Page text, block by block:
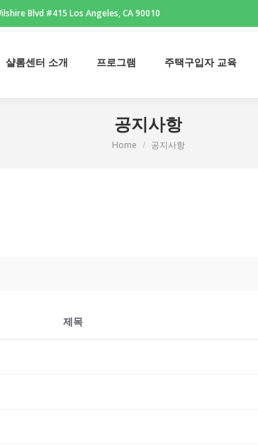
Blvd #415 Los Angeles, CA 90010
샬롬센터 소개 프로그램 주택구입자 교육
공지사항
You are here:
Home 공지사항
제목